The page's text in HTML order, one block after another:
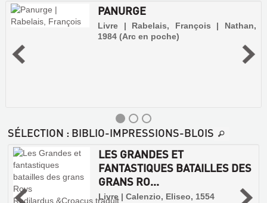
PANURGE
Livre | Rabelais, François | Nathan,
1984 (Arc en poche)
PANURGE
Livre
SÉLECTION : BIBLIO-IMPRESSIONS-BLOIS
LES GRANDES ET
FANTASTIQUES BATAILLES DES
GRANS RO...
Livre | Calenzio, Eliseo, 1554